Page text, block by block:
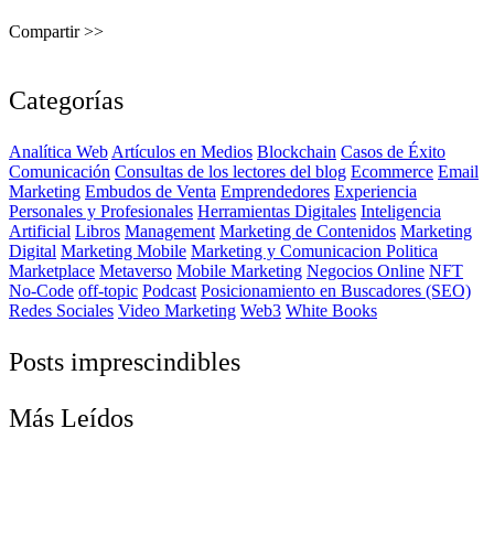
Compartir >>
Categorías
Analítica Web Artículos en Medios Blockchain Casos de Éxito
Comunicación Consultas de los lectores del blog Ecommerce Email
Marketing Embudos de Venta Emprendedores Experiencia
Personales y Profesionales Herramientas Digitales Inteligencia
Artificial Libros Management Marketing de Contenidos Marketing
Digital Marketing Mobile Marketing y Comunicacion Politica
Marketplace Metaverso Mobile Marketing Negocios Online NFT
No-Code off-topic Podcast Posicionamiento en Buscadores (SEO)
Redes Sociales Video Marketing Web3 White Books
Posts imprescindibles
Más Leídos